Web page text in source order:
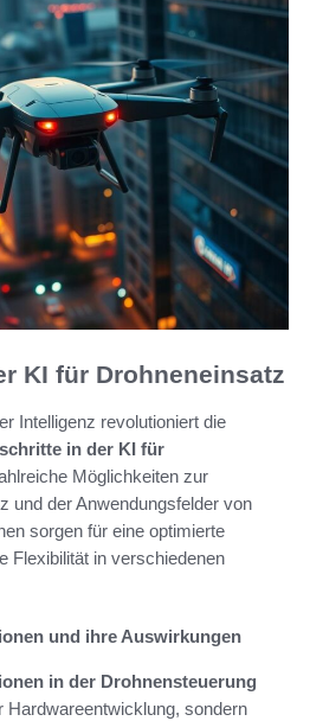
KI für Drohneneinsatz
Intelligenz revolutioniert die
in der KI für
Möglichkeiten zur
und der Anwendungsfelder von
sorgen für eine optimierte
Flexibilität in verschiedenen
und ihre Auswirkungen
in der Drohnensteuerung
Hardwareentwicklung, sondern